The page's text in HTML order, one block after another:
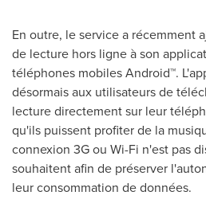
En outre, le service a récemment
de lecture hors ligne à son
téléphones mobiles Android™.
désormais aux utilisateurs de
lecture directement sur leur
qu'ils puissent profiter de la
connexion 3G ou Wi-Fi n'est pas
souhaitent afin de préserver
leur consommation de données.